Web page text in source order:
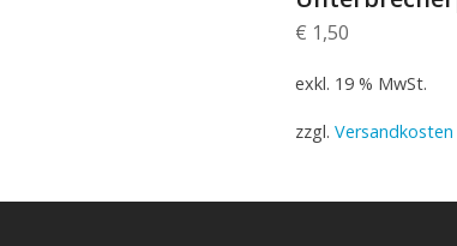
€ 1,50
exkl. 19 % MwSt.
zzgl.Versandkosten